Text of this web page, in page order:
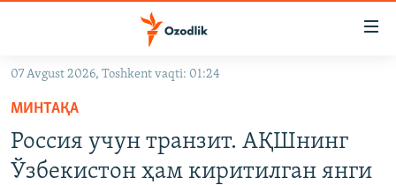
Асосий
навигацияга
ўтинг
Қидиришга
OZODARXIV
07 Avgust 2026, Toshkent vaqti: 01:24
МИНТАҚА
Россия учун транзит. АҚШнинг
Ўзбекистон ҳам киритилган янги